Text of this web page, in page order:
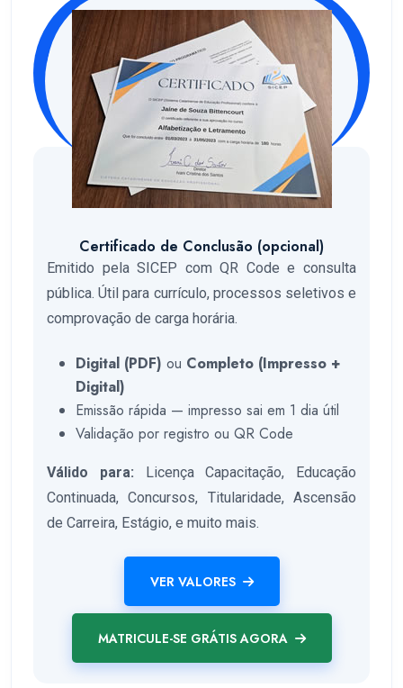
Certificado de Conclusão (opcional)
Emitido pela SICEP com QR Code e consulta
pública. Útil para currículo, processos seletivos e
comprovação de carga horária.
Digital (PDF) ou Completo (Impresso +
Digital)
Emissão rápida — impresso sai em 1 dia útil
Validação por registro ou QR Code
Válido para: Licença Capacitação, Educação
Continuada, Concursos, Titularidade, Ascensão
de Carreira, Estágio, e muito mais.
VER VALORES
MATRICULE-SE GRÁTIS AGORA